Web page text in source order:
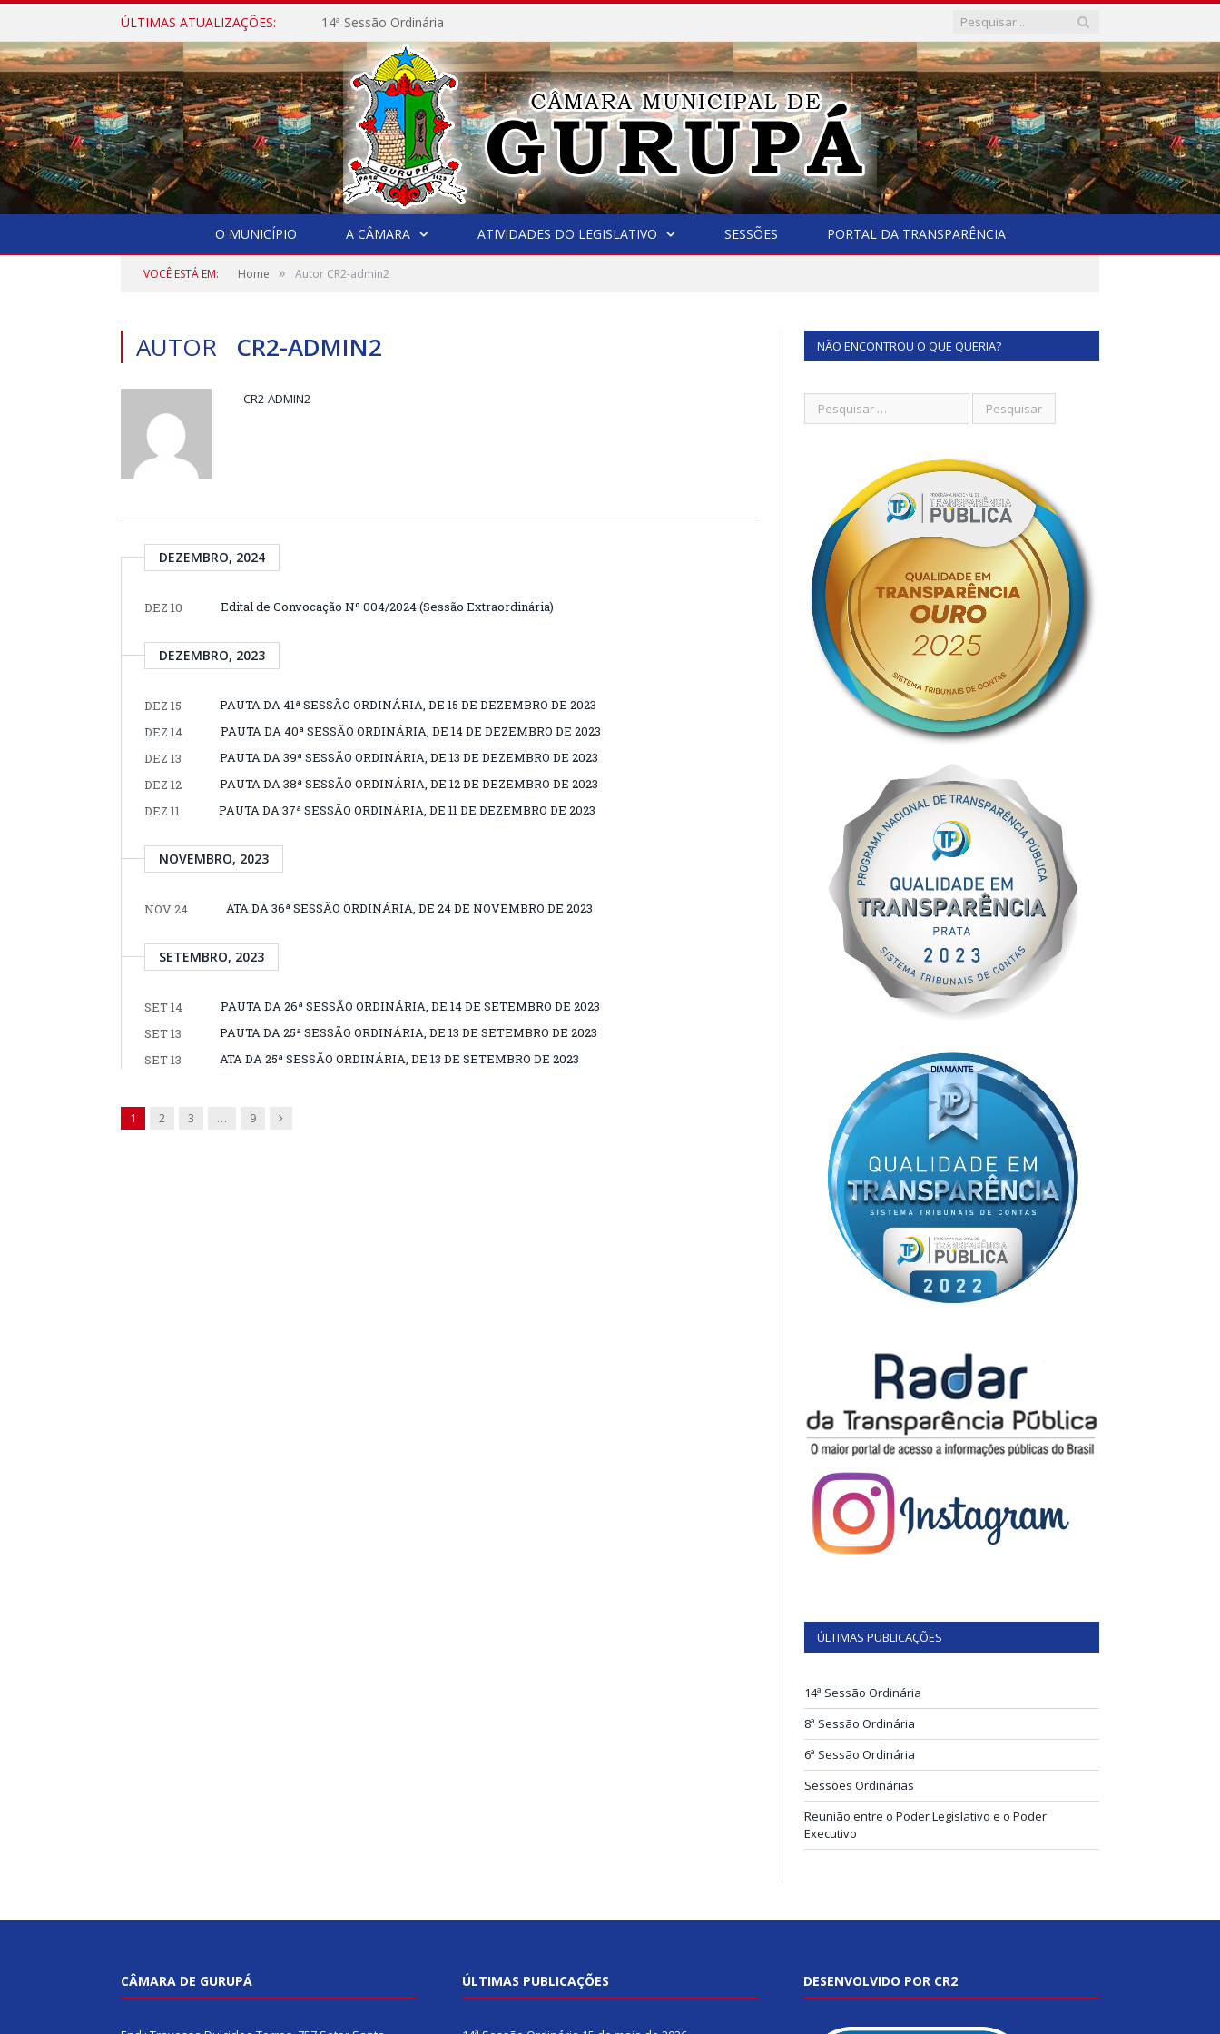
ÚLTIMAS ATUALIZAÇÕES: 14ª Sessão Ordinária
O MUNICÍPIO A CÂMARA ATIVIDADES DO LEGISLATIVO SESSÕES PORTAL DA TRANSPARÊNCIA
VOCÊ ESTÁ EM: Home » Autor CR2-admin2
AUTOR CR2-ADMIN2
CR2-ADMIN2
DEZEMBRO, 2024
DEZ 10 Edital de Convocação Nº 004/2024 (Sessão Extraordinária)
DEZEMBRO, 2023
DEZ 15
PAUTA DA 41ª SESSÃO ORDINÁRIA, DE 15 DE DEZEMBRO DE 2023
DEZ 14
PAUTA DA 40ª SESSÃO ORDINÁRIA, DE 14 DE DEZEMBRO DE 2023
DEZ 13
PAUTA DA 39ª SESSÃO ORDINÁRIA, DE 13 DE DEZEMBRO DE 2023
DEZ 12
PAUTA DA 38ª SESSÃO ORDINÁRIA, DE 12 DE DEZEMBRO DE 2023
DEZ 11
PAUTA DA 37ª SESSÃO ORDINÁRIA, DE 11 DE DEZEMBRO DE 2023
NOVEMBRO, 2023
NOV 24 ATA DA 36ª SESSÃO ORDINÁRIA, DE 24 DE NOVEMBRO DE 2023
SETEMBRO, 2023
SET 14
PAUTA DA 26ª SESSÃO ORDINÁRIA, DE 14 DE SETEMBRO DE 2023
SET 13
PAUTA DA 25ª SESSÃO ORDINÁRIA, DE 13 DE SETEMBRO DE 2023
SET 13
ATA DA 25ª SESSÃO ORDINÁRIA, DE 13 DE SETEMBRO DE 2023
1 2 3 … 9 Next
NÃO ENCONTROU O QUE QUERIA?
ÚLTIMAS PUBLICAÇÕES
14ª Sessão Ordinária
8ª Sessão Ordinária
6ª Sessão Ordinária
Sessões Ordinárias
Reunião entre o Poder Legislativo e o Poder
Executivo
CÂMARA DE GURUPÁ ÚLTIMAS PUBLICAÇÕES DESENVOLVIDO POR CR2